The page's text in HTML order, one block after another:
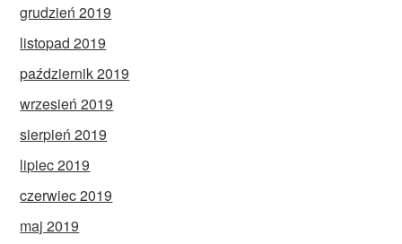
grudzień 2019
listopad 2019
październik 2019
wrzesień 2019
sierpień 2019
lipiec 2019
czerwiec 2019
maj 2019